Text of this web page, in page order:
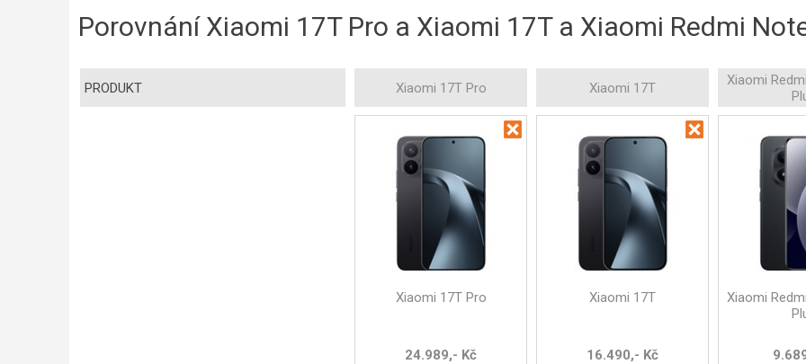
Porovnání Xiaomi 17T Pro a Xiaomi 17T a Xiaomi Redmi
PRODUKT Xiaomi 17T Pro Xiaomi 17T
Xiaomi
Xiaomi 17T Pro
24.989,- Kč
Xiaomi 17T
16.490,- Kč
Xiaomi